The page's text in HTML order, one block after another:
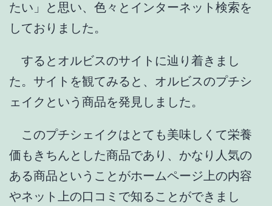
たい」と思い、色々とインターネット検索を
しておりました。
するとオルビスのサイトに辿り着きまし
た。サイトを観てみると、オルビスのプチシ
ェイクという商品を発見しました。
このプチシェイクはとても美味しくて栄養
価もきちんとした商品であり、かなり人気の
ある商品ということがホームページ上の内容
やネット上の口コミで知ることができまし